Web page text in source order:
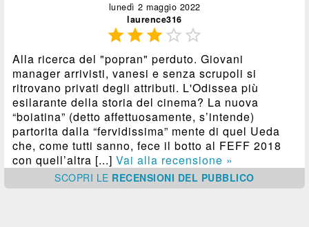
lunedì 2 maggio 2022
laurence316
 
Alla ricerca del "popran" perduto. Giovani
manager arrivisti, vanesi e senza scrupoli si
ritrovano privati degli attributi. L'Odissea più
esilarante della storia del cinema? La nuova
“boiatina” (detto affettuosamente, s’intende)
partorita dalla “fervidissima” mente di quel Ueda
che, come tutti sanno, fece il botto al FEFF 2018
con quell’altra [...]Vai alla recensione »
SCOPRI LE RECENSIONI DEL PUBBLICO